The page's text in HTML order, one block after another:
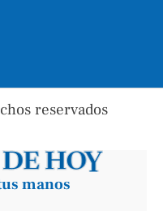
reservados
manos